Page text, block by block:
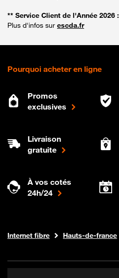
** Service Client de l'Année 2026 :
Plus d'infos sur escda.fr
Pourquoi acheter en ligne
Promos
exclusives
Livraison
gratuite
À vos cotés
24h/24
Boutique Orange
Internet fibre Hauts-de-france